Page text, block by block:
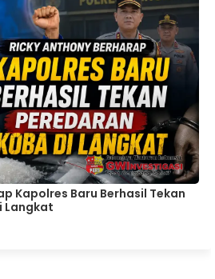
Kapolres Baru Berhasil Tekan
Langkat